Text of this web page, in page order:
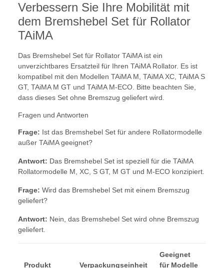
Verbessern Sie Ihre Mobilität mit
dem Bremshebel Set für Rollator
TAiMA
Das Bremshebel Set für Rollator TAiMA ist ein
unverzichtbares Ersatzteil für Ihren TAiMA Rollator. Es ist
kompatibel mit den Modellen TAiMA M, TAiMA XC, TAiMA S
GT, TAiMA M GT und TAiMA M-ECO. Bitte beachten Sie,
dass dieses Set ohne Bremszug geliefert wird.
Fragen und Antworten
Frage: Ist das Bremshebel Set für andere Rollatormodelle
außer TAiMA geeignet?
Antwort: Das Bremshebel Set ist speziell für die TAiMA
Rollatormodelle M, XC, S GT, M GT und M-ECO konzipiert.
Frage: Wird das Bremshebel Set mit einem Bremszug
geliefert?
Antwort: Nein, das Bremshebel Set wird ohne Bremszug
geliefert.
Produkt Verpackungseinheit
Geeignet
für Modelle